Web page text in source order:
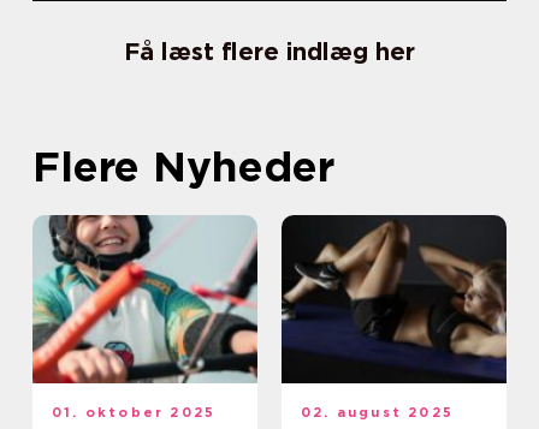
Få læst flere indlæg her
Flere Nyheder
01. oktober 2025 02. august 2025